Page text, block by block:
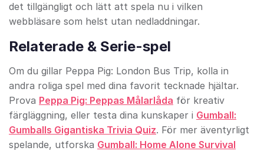
det tillgängligt och lätt att spela nu i vilken
webbläsare som helst utan nedladdningar.
Relaterade & Serie-spel
Om du gillar Peppa Pig: London Bus Trip, kolla in
andra roliga spel med dina favorit tecknade hjältar.
Prova Peppa Pig: Peppas Målarlåda för kreativ
färgläggning, eller testa dina kunskaper i Gumball:
Gumballs Gigantiska Trivia Quiz. För mer äventyrligt
spelande, utforska Gumball: Home Alone Survival